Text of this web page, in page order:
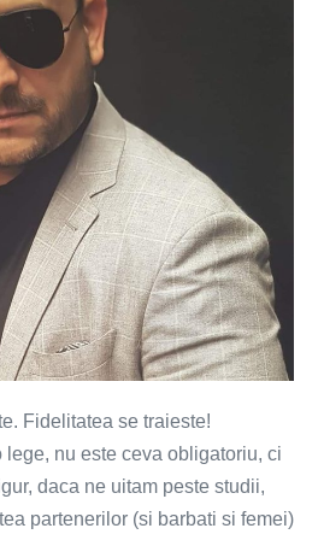
Fidelitatea se traieste!
lege, nu este ceva obligatoriu, ci
daca ne uitam peste studii,
partenerilor (si barbati si femei)